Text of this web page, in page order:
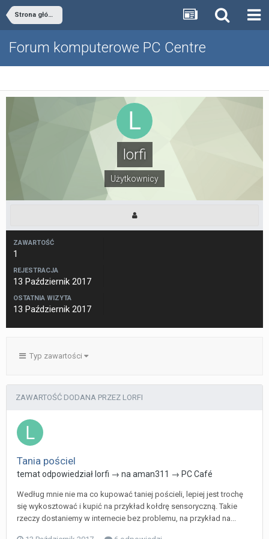
Strona główna
Forum komputerowe PC Centre
lorfi
Użytkownicy
ZAWARTOŚĆ
1
REJESTRACJA
13 Październik 2017
OSTATNIA WIZYTA
13 Październik 2017
Typ zawartości
ZAWARTOŚĆ DODANA PRZEZ LORFI
Tania pościel
temat odpowiedział lorfi → na aman311 → PC Café
Według mnie nie ma co kupować taniej pościeli, lepiej jest trochę
się wykosztować i kupić na przykład kołdrę sensoryczną. Takie
rzeczy dostaniemy w internecie bez problemu, na przykład na...